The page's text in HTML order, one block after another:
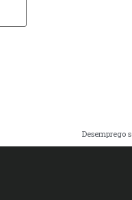
Desemprego